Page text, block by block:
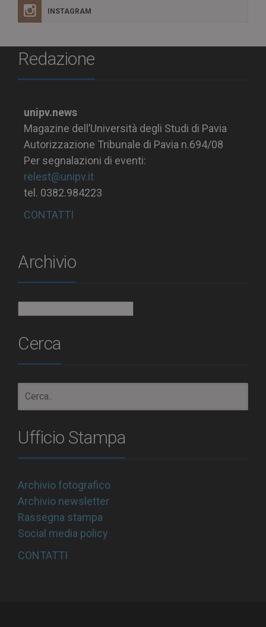
INSTAGRAM
Redazione
unipv.news
Magazine dell’Università degli Studi di Pavia
Autorizzazione Tribunale di Pavia n.694/08
Per segnalazioni di eventi:
relest@unipv.it
tel. 0382.984223
CONTATTI
Archivio
Cerca
Ufficio Stampa
Archivio fotografico
Archivio newsletter
Rassegna stampa
Social media policy
CONTATTI